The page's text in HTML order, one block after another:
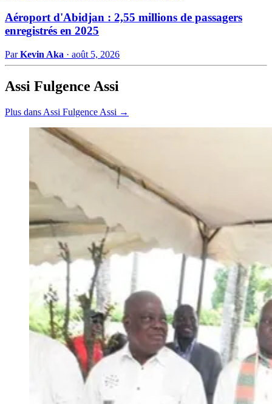
Aéroport d'Abidjan : 2,55 millions de passagers
enregistrés en 2025
ParKevin Aka · août 5, 2026
Assi Fulgence Assi
Plus dans Assi Fulgence Assi →